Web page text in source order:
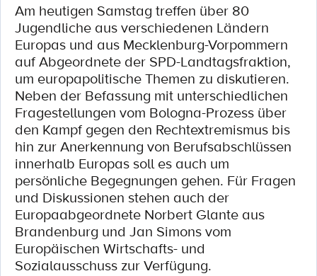
Am heutigen Samstag treffen über 80
Jugendliche aus verschiedenen Ländern
Europas und aus Mecklenburg-Vorpommern
auf Abgeordnete der SPD-Landtagsfraktion,
um europapolitische Themen zu diskutieren.
Neben der Befassung mit unterschiedlichen
Fragestellungen vom Bologna-Prozess über
den Kampf gegen den Rechtextremismus bis
hin zur Anerkennung von Berufsabschlüssen
innerhalb Europas soll es auch um
persönliche Begegnungen gehen. Für Fragen
und Diskussionen stehen auch der
Europaabgeordnete Norbert Glante aus
Brandenburg und Jan Simons vom
Europäischen Wirtschafts- und
Sozialausschuss zur Verfügung.